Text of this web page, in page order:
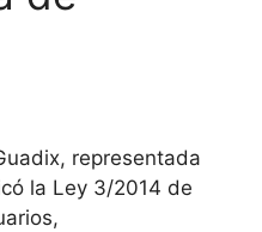
representada
la Ley 3/2014 de